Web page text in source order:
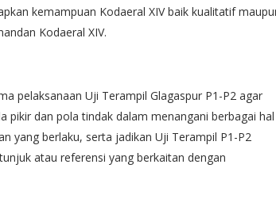
kemampuan Kodaeral XIV baik kualitatif
Kodaeral XIV.
pelaksanaan Uji Terampil Glagaspur P1-P2 agar
dan pola tindak dalam menangani berbagai hal
yang berlaku, serta jadikan Uji Terampil P1-P2
atau referensi yang berkaitan dengan